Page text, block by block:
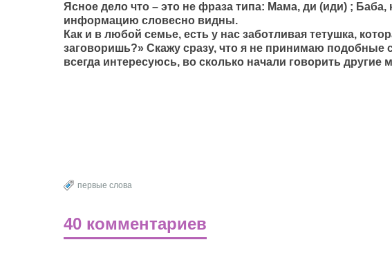
Ясное дело что – это не фраза типа: Мама, ди (иди) ;
информацию словесно видны.
Как и в любой семье, есть у нас заботливая тетушка,
заговоришь?» Скажу сразу, что я не принимаю подобные
всегда интересуюсь, во сколько начали говорить другие
первые слова
40 комментариев